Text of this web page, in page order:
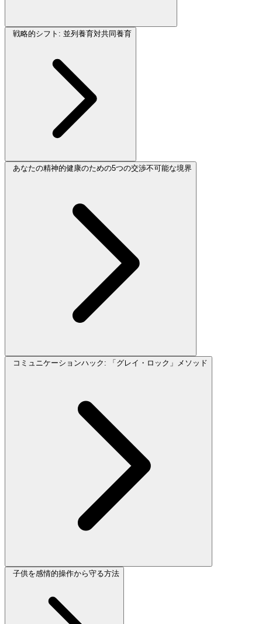
戦略的シフト: 並列養育対共同養育
あなたの精神的健康のための5つの交渉不可能な境界
コミュニケーションハック: 「グレイ・ロック」メソッド
子供を感情的操作から守る方法